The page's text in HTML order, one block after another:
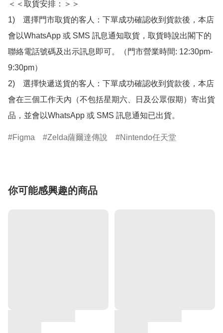
＜＜取貨安排：＞＞
1)　選擇門市取貨的客人：下單成功確認收到貨款後，本店
會以WhatsApp 或 SMS 訊息通知取貨，取貨時說出閣下的
聯絡電話號碼及出示訊息即可。（門市營業時間: 12:30pm-
9:30pm）
2)　選擇快遞送貨的客人：下單成功確認收到貨款後，本店
會在三個工作天內（不包括星期六、日及公眾假期）寄出貨
品，並會以WhatsApp 或 SMS 訊息通知已出貨。
Figma Zelda薩爾達傳說 Nintendo任天堂
你可能感興趣的商品